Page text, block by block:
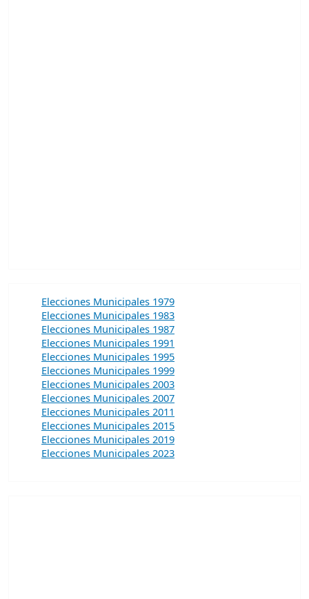
Elecciones Municipales 1979
Elecciones Municipales 1983
Elecciones Municipales 1987
Elecciones Municipales 1991
Elecciones Municipales 1995
Elecciones Municipales 1999
Elecciones Municipales 2003
Elecciones Municipales 2007
Elecciones Municipales 2011
Elecciones Municipales 2015
Elecciones Municipales 2019
Elecciones Municipales 2023